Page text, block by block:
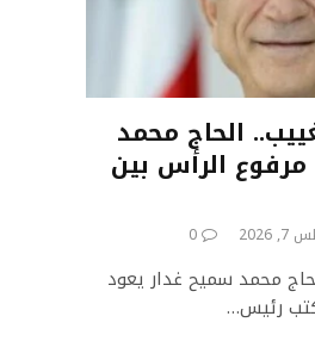
الحاج محمد
الرأس بين
0
محمد سميح غدار يعود
رئيس…